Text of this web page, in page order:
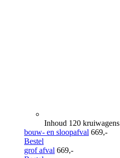
Inhoud 120 kruiwagens
bouw- en sloopafval 669,-
Bestel
grof afval 669,-